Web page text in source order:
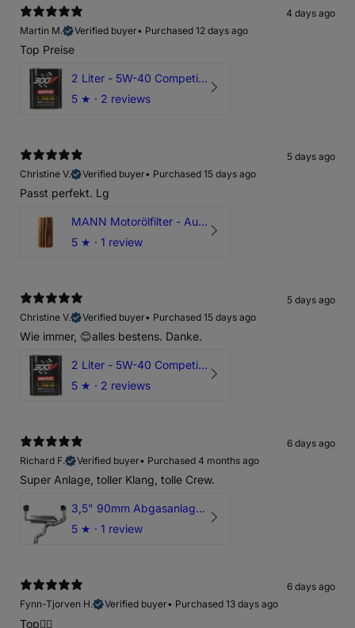
4 days ago
Martin M.
Verified buyer• Purchased 12 days ago
Top Preise
2 Liter - 5W-40 Competition 300V Motul Motoröl
5 ★ · 2 reviews
5 days ago
Christine V.
Verified buyer• Purchased 15 days ago
Passt perfekt. Lg
MANN Motorölfilter - Audi RS3 TTRS RSQ3 VZ5 - DAZ DNW
5 ★ · 1 review
5 days ago
Christine V.
Verified buyer• Purchased 15 days ago
Wie immer, 😊alles bestens. Danke.
2 Liter - 5W-40 Competition 300V Motul Motoröl
5 ★ · 2 reviews
6 days ago
Richard F.
Verified buyer• Purchased 4 months ago
Super Anlage, toller Klang, tolle Crew.
3,5" 90mm Abgasanlage AUDI RSQ3 DNWA 2.5 TFSI
5 ★ · 1 review
6 days ago
Fynn-Tjorven H.
Verified buyer• Purchased 13 days ago
Top👍🏼